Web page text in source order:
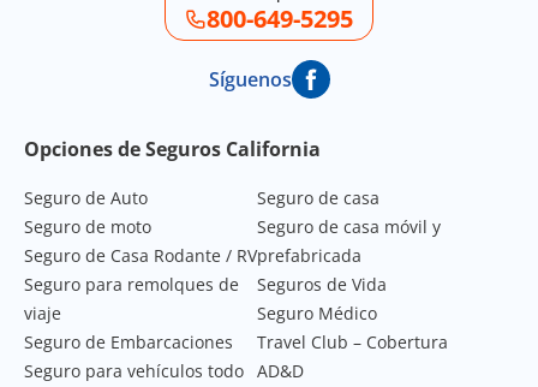
800-649-5295
Síguenos
Footer Navigation
Opciones de Seguros California
Seguro de Auto
Seguro de moto
Seguro de Casa Rodante / RV
Seguro para remolques de
viaje
Seguro de Embarcaciones
Seguro para vehículos todo
Seguro de casa
Seguro de casa móvil y
prefabricada
Seguros de Vida
Seguro Médico
Travel Club – Cobertura
AD&D